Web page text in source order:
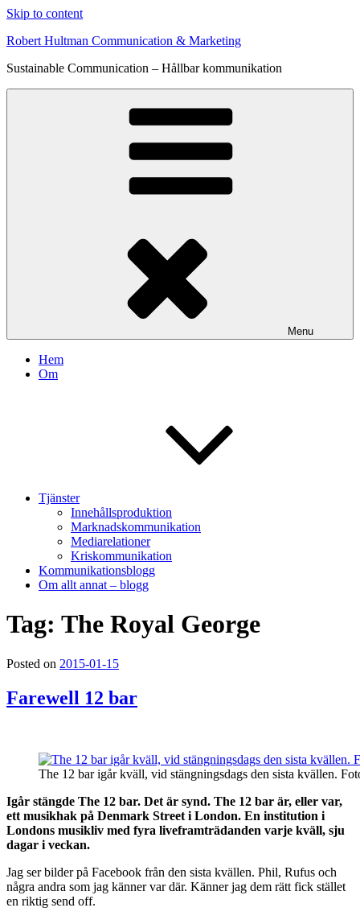
Skip to content
Robert Hultman Communication & Marketing
Sustainable Communication – Hållbar kommunikation
Menu
Hem
Om
Tjänster
Innehållsproduktion
Marknadskommunikation
Mediarelationer
Kriskommunikation
Kommunikationsblogg
Om allt annat – blogg
Tag: The Royal George
Posted on 2015-01-15
Farewell 12 bar
The 12 bar igår kväll, vid stängningsdags den sista kvällen.
Igår stängde The 12 bar. Det är synd. The 12 bar är, eller var,
ett musikhak på Denmark Street i London. En institution i
Londons musikliv med fyra liveframträdanden varje kväll, sju
dagar i veckan.
Jag ser bilder på Facebook från den sista kvällen. Phil, Rufus och
några andra som jag känner var där. Känner jag dem rätt fick stället
en riktig send off.